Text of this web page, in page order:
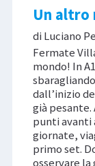
Un altro
di Luciano
Fermate
mondo! In
dall’inizio
già
punti avanti
giornate,
primo set.
osservare